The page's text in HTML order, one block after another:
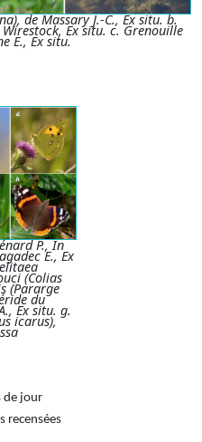
de Massary J.-C., Ex situ. b.
Ex situ. c. Grenouille
E., Ex situ.
P., In
E., Ex
(Colias
(Pararge
du
Ex situ. g.
icarus),
de jour
recensées